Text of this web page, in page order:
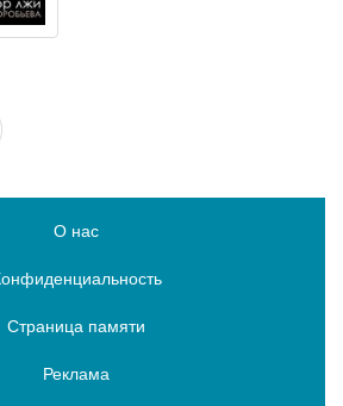
О нас
Страница памяти
Реклама